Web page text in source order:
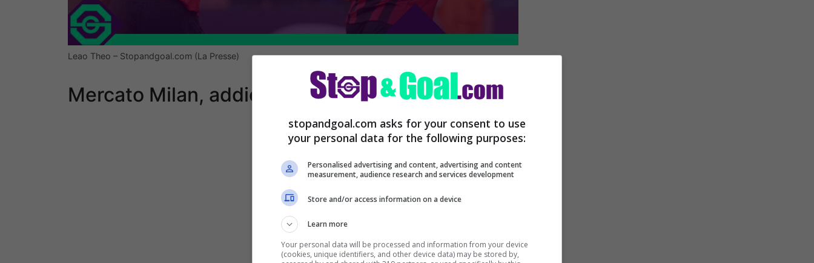
Leao Theo – Stopandgoal.com (La Presse)
Mercato Milan, addio Leao: la notizia
stopandgoal.com asks for your consent to use
your personal data for the following purposes:
Personalised advertising and content, advertising and content
measurement, audience research and services development
Store and/or access information on a device
Learn more
Your personal data will be processed and information from your device
(cookies, unique identifiers, and other device data) may be stored by,